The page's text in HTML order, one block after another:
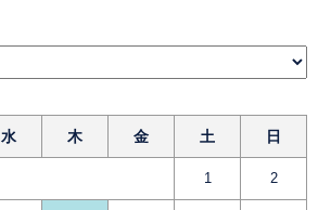
水 木 金 土 日
1 2